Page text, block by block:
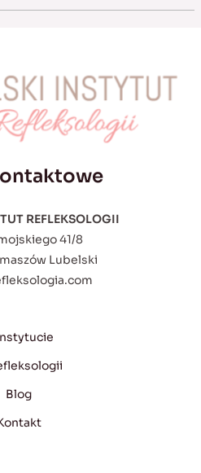
REFLEKSOLOGII
41/8
Lubelski
Blog